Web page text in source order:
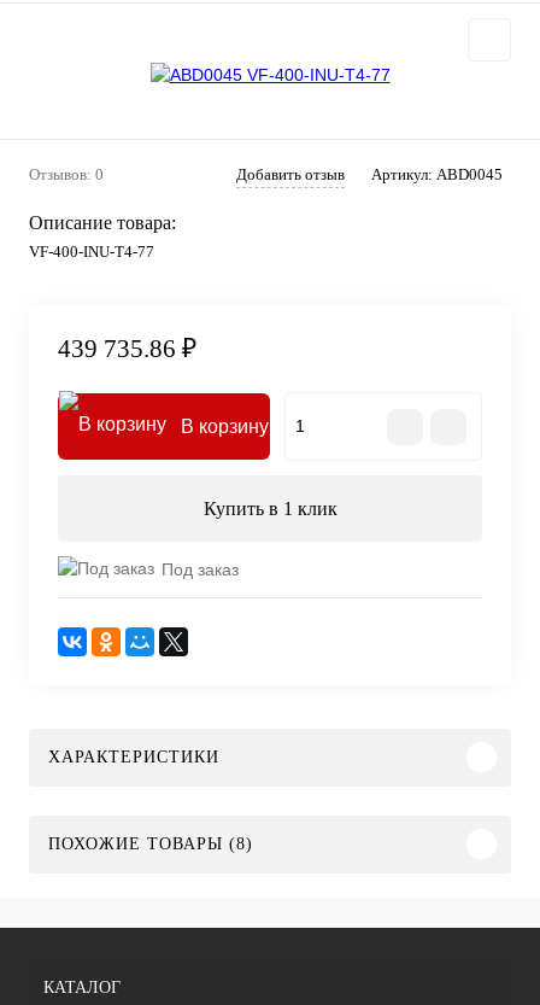
Отзывов: 0 Добавить отзыв Артикул: ABD0045
Описание товара:
VF-400-INU-T4-77
439 735.86 ₽
В корзину
Купить в 1 клик
Под заказ
ХАРАКТЕРИСТИКИ
ПОХОЖИЕ ТОВАРЫ (8)
КАТАЛОГ